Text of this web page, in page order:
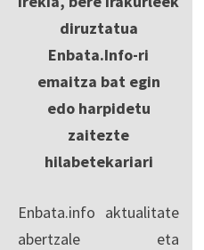
diruztatua
Enbata.Info-ri
emaitza bat egin
edo harpidetu
zaitezte
hilabetekariari
Enbata.info aktualitate
abertzale eta